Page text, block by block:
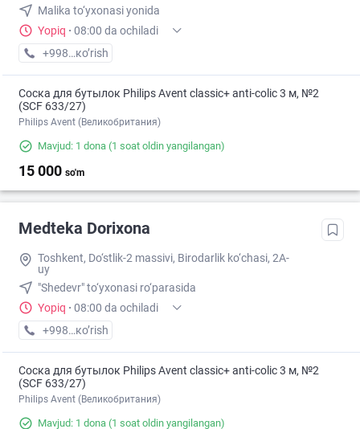
Malika to‘yxonasi yonida
Yopiq · 08:00 da ochiladi
+998 (90) XXX-XX-XX
кo’rish
Соска для бутылок Philips Avent classic+ anti-colic 3 м, №2
(SCF 633/27)
Philips Avent (Великобритания)
Mavjud: 1 dona (1 soat oldin yangilangan)
15 000 so'm
Medteka Dorixona
Toshkent, Do‘stlik-2 massivi, Birodarlik ko‘chasi, 2A-
uy
"Shedevr" to‘yxonasi ro‘parasida
Yopiq · 08:00 da ochiladi
+998 (90) XXX-XX-XX
кo’rish
Соска для бутылок Philips Avent classic+ anti-colic 3 м, №2
(SCF 633/27)
Philips Avent (Великобритания)
Mavjud: 1 dona (1 soat oldin yangilangan)